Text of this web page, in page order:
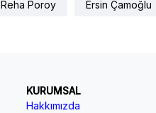
Reha Poroy Ersin Çamoğlu
KURUMSAL
Hakkımızda